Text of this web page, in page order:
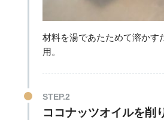
材料を湯であたためて溶かす
用。
STEP.2
ココナッツオイルを削